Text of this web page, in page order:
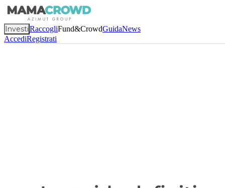
InvestiRaccogliFund&CrowdGuidaNews
AccediRegistrati